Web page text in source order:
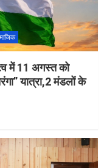
में 11 अगस्त को
यात्रा,2 मंडलों के